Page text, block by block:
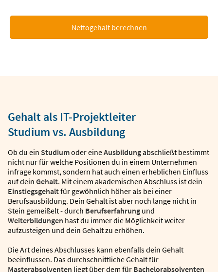
Nettogehalt berechnen
Gehalt als IT-Projektleiter
Studium vs. Ausbildung
Ob du ein Studiumoder eineAusbildungabschließt bestimmt
nicht nur für welche Positionen du in einem Unternehmen
infrage kommst, sondern hat auch einen erheblichen Einfluss
auf dein Gehalt. Mit einem akademischen Abschluss ist dein
Einstiegsgehaltfür gewöhnlich höher als bei einer
Berufsausbildung. Dein Gehalt ist aber noch lange nicht in
Stein gemeißelt - durch Berufserfahrung und
Weiterbildungen hast du immer die Möglichkeit weiter
aufzusteigen und dein Gehalt zu erhöhen.
Die Art deines Abschlusses kann ebenfalls dein Gehalt
beeinflussen. Das durchschnittliche Gehalt für
Masterabsolventen liegt über dem für Bachelorabsolventen